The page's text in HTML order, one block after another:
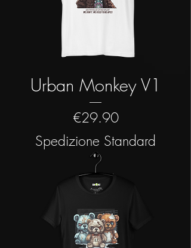
Urban Monkey V1
Price
€29.90
Spedizione Standard